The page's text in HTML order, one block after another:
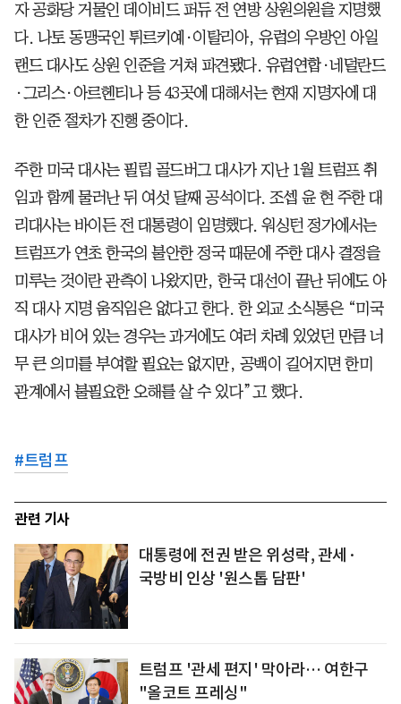
자 공화당 거물인 데이비드 퍼듀 전 연방 상원의원을 지명했
다. 나토 동맹국인 튀르키예·이탈리아, 유럽의 우방인 아일
랜드 대사도 상원 인준을 거쳐 파견됐다. 유럽연합·네덜란드
·그리스·아르헨티나 등 43곳에 대해서는 현재 지명자에 대
한 인준 절차가 진행 중이다.
주한 미국 대사는 필립 골드버그 대사가 지난 1월 트럼프 취
임과 함께 물러난 뒤 여섯 달째 공석이다. 조셉 윤 현 주한 대
리대사는 바이든 전 대통령이 임명했다. 워싱턴 정가에서는
트럼프가 연초 한국의 불안한 정국 때문에 주한 대사 결정을
미루는 것이란 관측이 나왔지만, 한국 대선이 끝난 뒤에도 아
직 대사 지명 움직임은 없다고 한다. 한 외교 소식통은 “미국
대사가 비어 있는 경우는 과거에도 여러 차례 있었던 만큼 너
무 큰 의미를 부여할 필요는 없지만, 공백이 길어지면 한미
관계에서 불필요한 오해를 살 수 있다”고 했다.
#트럼프
관련 기사
대통령에 전권 받은 위성락, 관세·
국방비 인상 '원스톱 담판'
트럼프 '관세 편지' 막아라… 여한구
"올코트 프레싱"